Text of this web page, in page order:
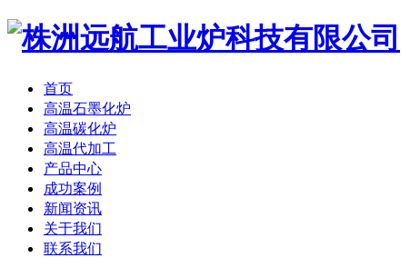
首页
高温石墨化炉
高温碳化炉
高温代加工
产品中心
成功案例
新闻资讯
关于我们
联系我们